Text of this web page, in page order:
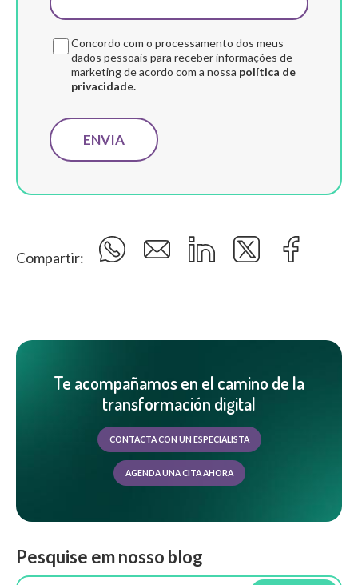
Concordo com o processamento dos meus
dados pessoais para receber informações de
marketing de acordo com a nossa política de
privacidade.
Compartir:
Te acompañamos en el camino de la
transformación digital
CONTACTA CON UN ESPECIALISTA
AGENDA UNA CITA AHORA
Pesquise em nosso blog